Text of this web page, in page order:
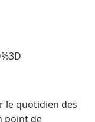
le quotidien des
point de